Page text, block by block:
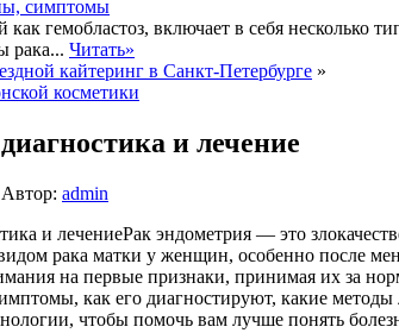
как гемобластоз, включает в себя
рака... Читать»
кайтеринг в Санкт-Петербурге »
косметики
и лечение
Автор: admin
Рак эндометрия — это
рака матки у женщин, особенно после
на первые признаки, принимая их за
как его диагностируют, какие
чтобы помочь вам лучше понять